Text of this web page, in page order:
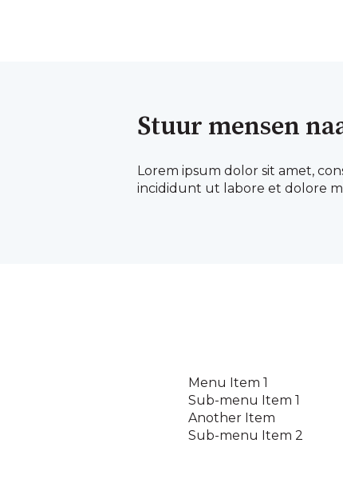
Stuur mensen
Lorem ipsum dolor sit amet,
incididunt ut labore et dolore
Menu Item 1
Sub-menu Item 1
Another Item
Sub-menu Item 2